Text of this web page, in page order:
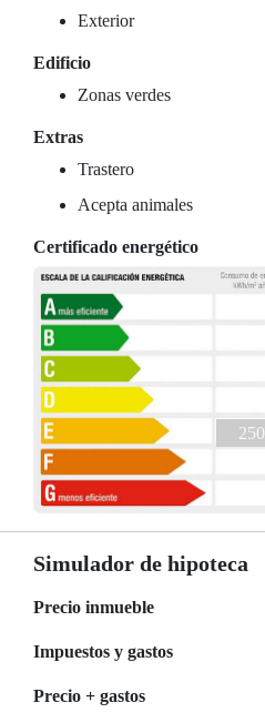
Exterior
Edificio
Zonas verdes
Extras
Trastero
Acepta animales
Certificado energético
250
Simulador de hipoteca
Precio inmueble
Impuestos y gastos
Precio + gastos